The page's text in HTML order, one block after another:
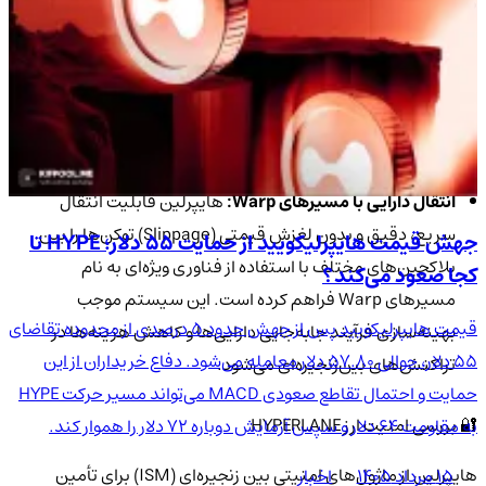
حساب‌های بین زنجیره‌ای (Interchain Accounts):
استفاده از فناوری حساب‌های بین زنجیره‌ای، کاربران و
توسعه‌دهندگان قادر خواهند بود از طریق یک حساب واحد،
عملیات قراردادهای هوشمند را در چندین بلاکچین مختلف
به‌صورت هم‌زمان انجام دهند. این ویژگی کاربردی باعث
ساده‌سازی تجربه کاربری و افزایش کارایی می‌شود.
انتقال دارایی با مسیرهای Warp:
هایپرلین قابلیت انتقال
سریع، دقیق و بدون لغزش قیمتی (Slippage) توکن‌ها را بین
بلاکچین‌های مختلف با استفاده از فناوری ویژه‌ای به نام
مسیرهای Warp فراهم کرده است. این سیستم موجب
بهینه‌سازی فرآیند جابه‌جایی دارایی‌ها و کاهش هزینه‌ها در
تراکنش‌های بین‌زنجیره‌ای می‌شود.
🔐 بررسی امنیت ارز HYPERLANE
هایپرلین از ماژول‌های امنیتی بین زنجیره‌ای (ISM) برای تأمین
جهش قیمت هایپرلیکویید از حمایت 55 دلار؛ HYPE تا
کجا صعود می‌کند؟
قیمت هایپرلیکویید پس از جهش حدود 5 درصدی از محدوده تقاضای
55 دلار، حوالی 57.80 دلار معامله می‌شود. دفاع خریداران از این
حمایت و احتمال تقاطع صعودی MACD می‌تواند مسیر حرکت HYPE
به مقاومت 64 دلار و سپس آزمایش دوباره 72 دلار را هموار کند.
۱۵ مرداد ۱۴۰۵
اخبار